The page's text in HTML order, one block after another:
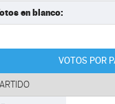
en blanco:
VOTOS POR